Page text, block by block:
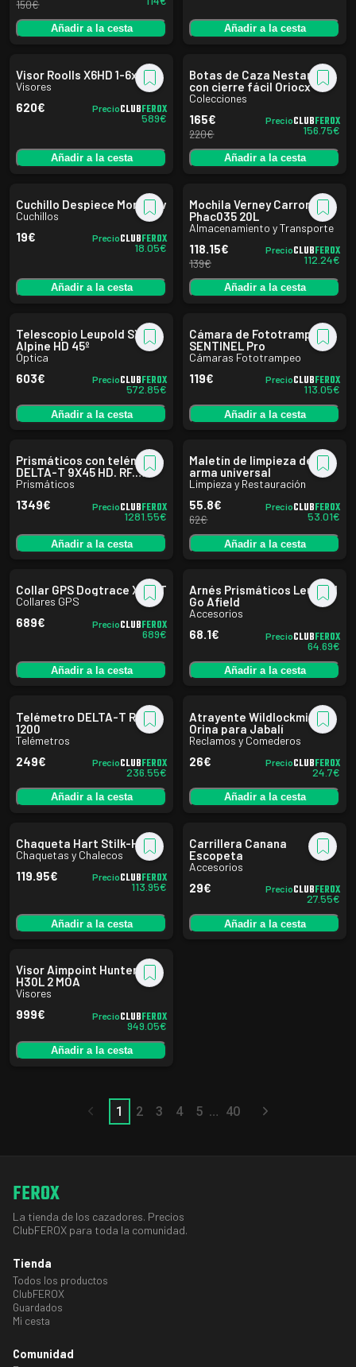
150€
Añadir a la cesta Añadir a la cesta
Visor Roolls X6HD 1-6x24i
Visores
620€ PrecioCLUBFEROX
589€
Añadir a la cesta
Botas de Caza Nestares
con cierre fácil Oriocx
Colecciones
165€
220€
PrecioCLUBFEROX
156.75€
Añadir a la cesta
Cuchillo Despiece Morakniv
Cuchillos
19€ PrecioCLUBFEROX
18.05€
Añadir a la cesta
Mochila Verney Carron
Phac035 20L
Almacenamiento y Transporte
118.15€
139€
PrecioCLUBFEROX
112.24€
Añadir a la cesta
Telescopio Leupold SX-2
Alpine HD 45º
Óptica
603€ PrecioCLUBFEROX
572.85€
Añadir a la cesta
Cámara de Fototrampeo
SENTINEL Pro
Cámaras Fototrampeo
119€ PrecioCLUBFEROX
113.05€
Añadir a la cesta
Prismáticos con telémetro
DELTA-T 9X45 HD. RF.
Delta Optical
Prismáticos
1349€ PrecioCLUBFEROX
1281.55€
Añadir a la cesta
Maletín de limpieza de
arma universal
Limpieza y Restauración
55.8€
62€
PrecioCLUBFEROX
53.01€
Añadir a la cesta
Collar GPS Dogtrace X30-T
Collares GPS
689€ PrecioCLUBFEROX
689€
Añadir a la cesta
Arnés Prismáticos Leupold
Go Afield
Accesorios
68.1€ PrecioCLUBFEROX
64.69€
Añadir a la cesta
Telémetro DELTA-T RF
1200
Telémetros
249€ PrecioCLUBFEROX
236.55€
Añadir a la cesta
Atrayente Wildlockmittel
Orina para Jabalí
Reclamos y Comederos
26€ PrecioCLUBFEROX
24.7€
Añadir a la cesta
Chaqueta Hart Stilk-HXT
Chaquetas y Chalecos
119.95€ PrecioCLUBFEROX
113.95€
Añadir a la cesta
Carrillera Canana
Escopeta
Accesorios
29€ PrecioCLUBFEROX
27.55€
Añadir a la cesta
Visor Aimpoint Hunter
H30L 2 MOA
Visores
999€ PrecioCLUBFEROX
949.05€
Añadir a la cesta
1 2 3 4 5 … 40
FEROX
La tienda de los cazadores. Precios
ClubFEROX para toda la comunidad.
Tienda
Todos los productos
ClubFEROX
Guardados
Mi cesta
Comunidad